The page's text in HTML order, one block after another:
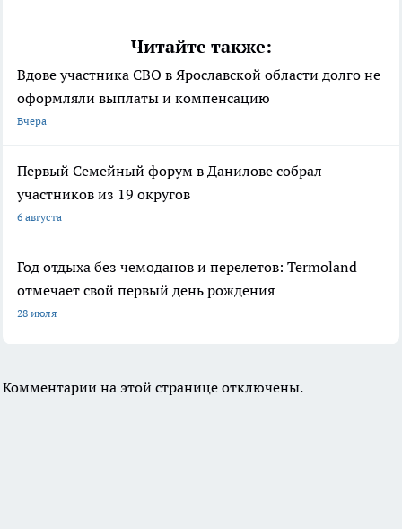
Читайте также:
Вдове участника СВО в Ярославской области долго не
оформляли выплаты и компенсацию
Вчера
Первый Семейный форум в Данилове собрал
участников из 19 округов
6 августа
Год отдыха без чемоданов и перелетов: Termoland
отмечает свой первый день рождения
28 июля
Комментарии на этой странице отключены.